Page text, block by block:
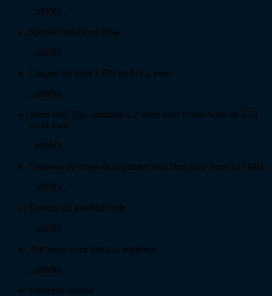
_x000D_
Spécial Nut Floyd Rose
_x000D_
Largeur du sillet 1,625 po (41,3 mm)
_x000D_
Truss Rod Tige ajustable à 2 voies avec écrou Allen de 5/32
po (4 mm)
_x000D_
Couleurs du corps de la guitare See-Thru Blue Burst (STBB)
_x000D_
Couleur du matériel Noir
_x000D_
Top arqué avec contour supérieur
_x000D_
Dextérité droitier